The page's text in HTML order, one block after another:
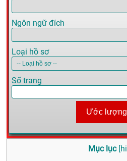
Ngôn ngữ đích
Loại hồ sơ
Số trang
Ước
Mục lục [